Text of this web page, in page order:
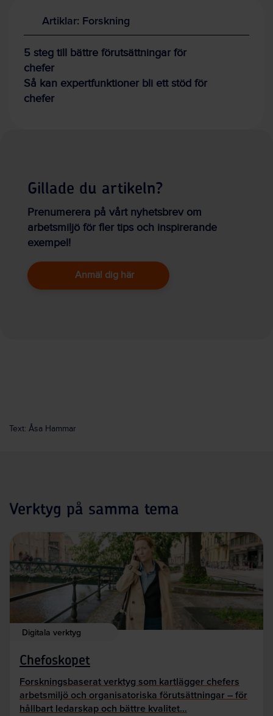
Artiklar: Forskning
5 steg till bättre förutsättningar för
chefer
Så kan expertfunktioner bli ett stöd för
chefer
Gillade du artikeln?
Prenumerera på vårt nyhetsbrev om
arbetsmiljö för fler tips och inspirerande
exempel!
Anmäl dig här
Text: Åsa Hammar
Verktyg på samma tema
Digitala verktyg
Chefoskopet
Forskningsbaserat verktyg som kartlägger chefers
arbetsmiljö och organisatoriska förutsättningar – för
hållbart ledarskap och bättre kvalitet…